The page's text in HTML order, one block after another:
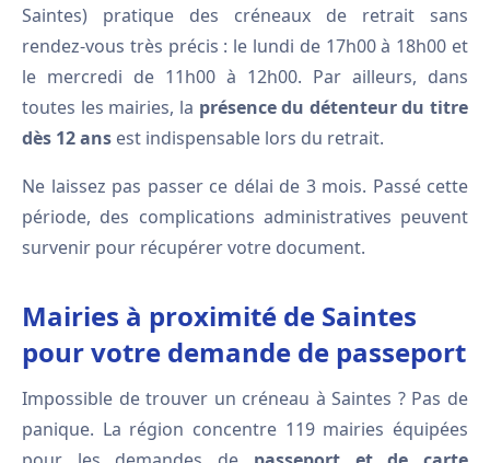
Saintes) pratique des créneaux de retrait sans
rendez-vous très précis : le lundi de 17h00 à 18h00 et
le mercredi de 11h00 à 12h00. Par ailleurs, dans
toutes les mairies, la présence du détenteur du titre
dès 12 ans est indispensable lors du retrait.
Ne laissez pas passer ce délai de 3 mois. Passé cette
période, des complications administratives peuvent
survenir pour récupérer votre document.
Mairies à proximité de Saintes
pour votre demande de passeport
Impossible de trouver un créneau à Saintes ? Pas de
panique. La région concentre 119 mairies équipées